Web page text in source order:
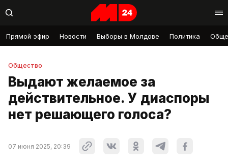
Прямой эфир Новости Выборы в Молдове Политика
Общество
Выдают желаемое за
действительное. У диаспоры
нет решающего голоса?
07 июня 2025, 20:39